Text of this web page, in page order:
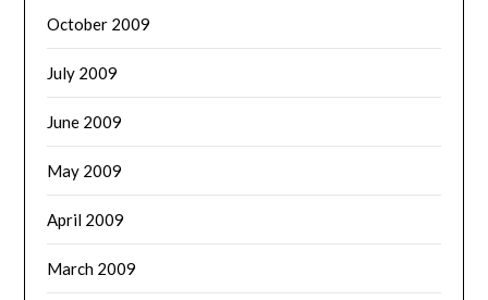
October 2009
July 2009
June 2009
May 2009
April 2009
March 2009